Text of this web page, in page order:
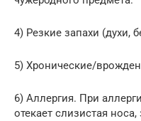
4) Резкие запахи (духи,
5) Хронические/
6) Аллергия. При
отекает слизистая